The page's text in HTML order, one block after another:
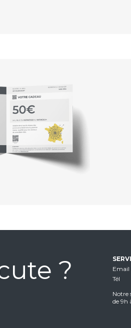
?
Email
Tél
Notre
de 9h